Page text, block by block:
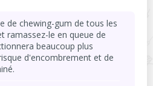
de chewing-gum de tous les
ramassez-le en queue de
beaucoup plus
d'encombrement et de